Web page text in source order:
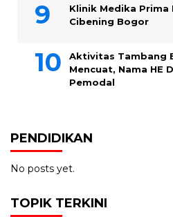
Klinik Medika Prima
Cibening Bogor
Aktivitas Tambang
Mencuat, Nama HE
Pemodal
PENDIDIKAN
No posts yet.
TOPIK TERKINI